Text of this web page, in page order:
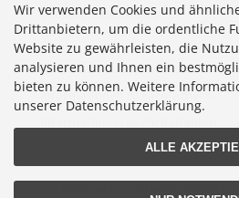
Cookie Einstellungen
Informationen zu Farbkarten
Informationen zu Farbfächern
Wir verwenden Cookies und
Drittanbietern, um die ordentliche
Website zu gewährleisten, die
analysieren und Ihnen ein
bieten zu können. Weitere
unserer Datenschutzerklärung.
ALLE